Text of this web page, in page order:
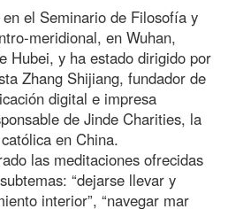
el Seminario de Filosofía y
meridional, en Wuhan,
Hubei, y ha estado dirigido por
Zhang Shijiang, fundador de
digital e impresa
de Jinde Charities, la
en China.
las meditaciones ofrecidas
“dejarse llevar y
interior”, “navegar mar